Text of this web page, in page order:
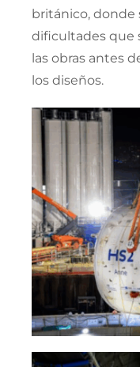
británico, donde
dificultades que
las obras antes
los diseños.